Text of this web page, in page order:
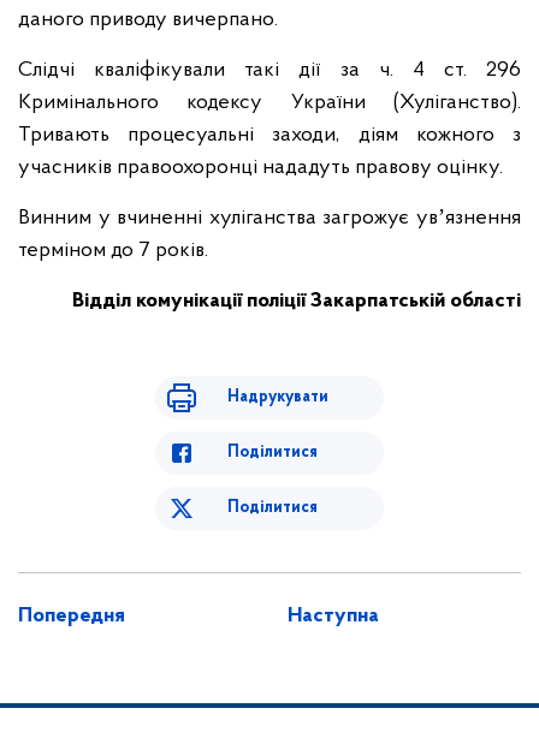
даного приводу вичерпано.
Слідчі кваліфікували такі дії за ч. 4 ст. 296
Кримінального кодексу України (Хуліганство).
Тривають процесуальні заходи, діям кожного з
учасників правоохоронці нададуть правову оцінку.
Винним у вчиненні хуліганства загрожує увʼязнення
терміном до 7 років.
Відділ комунікації поліції Закарпатській області
Надрукувати
Поділитися
Поділитися
Попередня Наступна